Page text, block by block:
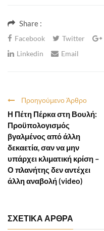
Share :
Facebook Twitter
Linkedin
Email
Προηγούμενο Άρθρο
Η Πέτη Πέρκα στη Βουλή:
Προϋπολογισμός
βγαλμένος από άλλη
δεκαετία, σαν να μην
υπάρχει κλιματική κρίση –
Ο πλανήτης δεν αντέχει
άλλη αναβολή (video)
ΣΧΕΤΙΚΑ ΑΡΘΡΑ